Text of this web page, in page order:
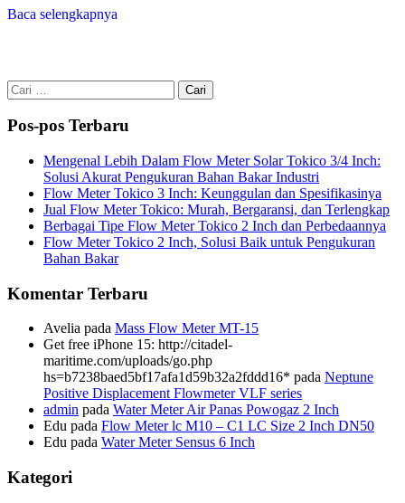
Baca selengkapnya
Cari
untuk:
Pos-pos Terbaru
Mengenal Lebih Dalam Flow Meter Solar Tokico 3/4 Inch:
Solusi Akurat Pengukuran Bahan Bakar Industri
Flow Meter Tokico 3 Inch: Keunggulan dan Spesifikasinya
Jual Flow Meter Tokico: Murah, Bergaransi, dan Terlengkap
Berbagai Tipe Flow Meter Tokico 2 Inch dan Perbedaannya
Flow Meter Tokico 2 Inch, Solusi Baik untuk Pengukuran
Bahan Bakar
Komentar Terbaru
Avelia pada Mass Flow Meter MT-15
Get free iPhone 15: http://citadel-
maritime.com/uploads/go.php
hs=b7238baed5bf17afa1d59b32a2fddd16* pada Neptune
Positive Displacement Flowmeter VLF series
admin pada Water Meter Air Panas Powogaz 2 Inch
Edu pada Flow Meter lc M10 – C1 LC Size 2 Inch DN50
Edu pada Water Meter Sensus 6 Inch
Kategori